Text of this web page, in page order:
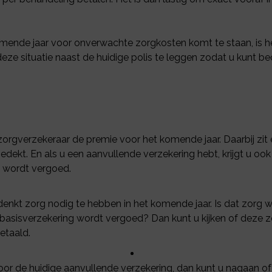
jaar voor onverwachte zorgkosten komt te staan, is
situatie naast de huidige polis te leggen zodat u kunt
de premie voor het komende jaar. Daarbij
En als u een aanvullende verzekering hebt, krijgt u
vergoed.
zorg nodig te hebben in het komende jaar. Is dat zorg
wordt vergoed? Dan kunt u kijken of deze
de huidige aanvullende verzekering, dan kunt u nagaan